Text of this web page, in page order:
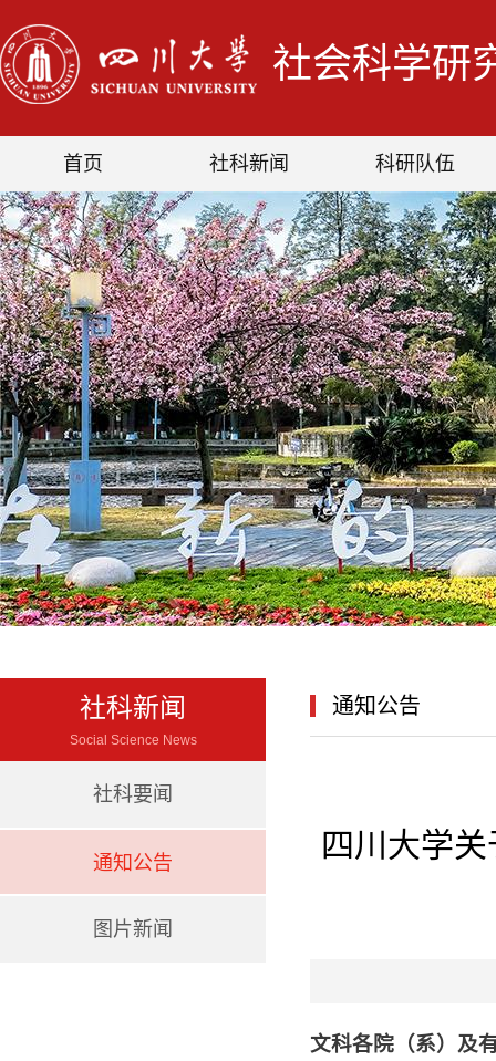
社会科学研
首页 社科新闻 科研队伍
社科新闻
Social Science News
社科要闻
通知公告
图片新闻
通知公告
四川大学
文科各院（系）及